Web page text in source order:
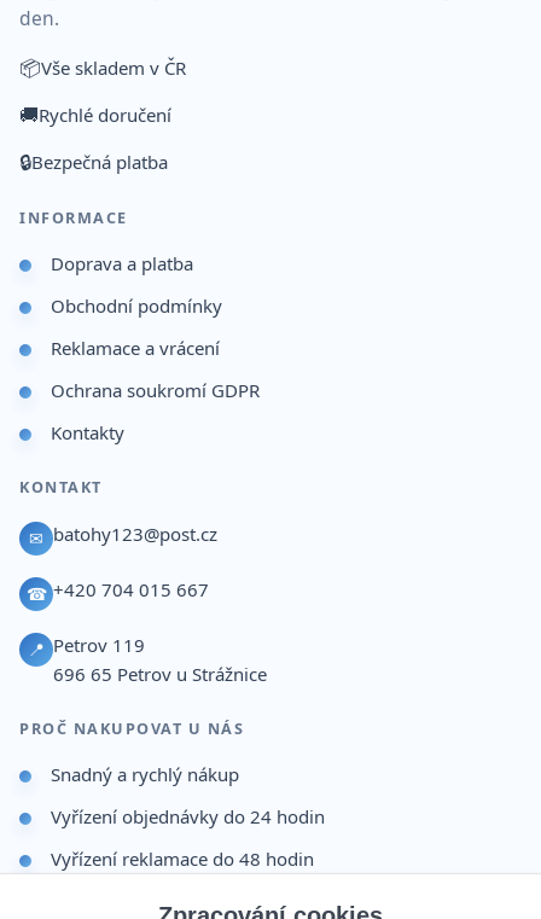
den.
📦Vše skladem v ČR
🚚Rychlé doručení
🔒Bezpečná platba
INFORMACE
Doprava a platba
Obchodní podmínky
Reklamace a vrácení
Ochrana soukromí GDPR
Kontakty
KONTAKT
✉ batohy123@post.cz
☎ +420 704 015 667
📍 Petrov 119
696 65 Petrov u Strážnice
PROČ NAKUPOVAT U NÁS
Snadný a rychlý nákup
Vyřízení objednávky do 24 hodin
Vyřízení reklamace do 48 hodin
Dárek po dokončení objednávky